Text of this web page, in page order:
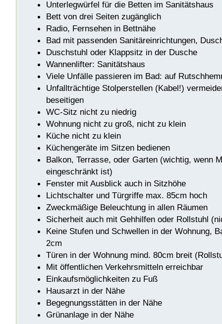
Unterlegwürfel für die Betten im Sanitätshaus
Bett von drei Seiten zugänglich
Radio, Fernsehen in Bettnähe
Bad mit passenden Sanitäreinrichtungen,
Duschstuhl oder Klappsitz in der Dusche
Wannenlifter: Sanitätshaus
Viele Unfälle passieren im Bad: auf
Unfallträchtige Stolperstellen (Kabel!)
beseitigen
WC-Sitz nicht zu niedrig
Wohnung nicht zu groß, nicht zu klein
Küche nicht zu klein
Küchengeräte im Sitzen bedienen
Balkon, Terrasse, oder Garten (wichtig, wenn
eingeschränkt ist)
Fenster mit Ausblick auch in Sitzhöhe
Lichtschalter und Türgriffe max. 85cm hoch
Zweckmäßige Beleuchtung in allen Räumen
Sicherheit auch mit Gehhilfen oder Rollstuhl
Keine Stufen und Schwellen in der Wohnung,
2cm
Türen in der Wohnung mind. 80cm breit
Mit öffentlichen Verkehrsmitteln erreichbar
Einkaufsmöglichkeiten zu Fuß
Hausarzt in der Nähe
Begegnungsstätten in der Nähe
Grünanlage in der Nähe